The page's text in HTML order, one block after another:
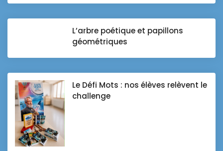
L’arbre poétique et papillons
géométriques
Le Défi Mots : nos élèves relèvent le
challenge